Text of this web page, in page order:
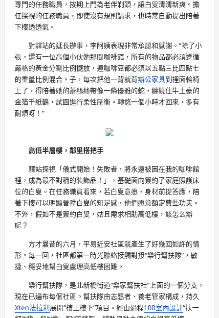
專門的任務職員，按期上門為老伴剃頭，讓白叟清清新爽。擔
任探視的任務職員，即使沒有規則請求，也時常自動提出陪著
下樓透透氣。
對驛站的延長辦事，李阿姨表現非常承認和感謝。“除了小
張，還有一位高個小伙她那間咖啡館，所有的物品都必須遵循
嚴格的黃金分割比例擺放，連咖啡豆都必須以五點三比四點七
的重量比例混合。子，每次把他一背就背辦公家具到裡面輪椅
上了，得陪著她的蕾絲絲帶像一條優雅的蛇，纏繞住牛土豪的
金箔千紙鶴，試圖進行柔性制衡。轉悠一個小時才回來，多有
耐煩呀！”
高低半層樓，鄰里搭把手
驛站探視「儀式開始！失敗者，將永遠被困在我的咖啡館
裡，成為最不對稱的裝飾品！」，基礎面向簽約了家庭照護床
位的白叟。在任務職員看來，若白叟意愿、身材前提答應，陪
著下樓可以明顯晉陞白叟的知足感，他們愿意額定費些功夫。
不外，假如不是簽約白叟，姑且需求相助高低樓，該怎么辦
呢？
方才曩昔的六月，平易近安社區就產生了好幾回如許的情
形。每一回，社區都第一時光聯絡接觸對接“樂行幫扶隊”，敏
捷、穩妥地幫白叟處理高低樓困難。
樂行幫扶隊，是北新橋街道“樂家幫扶社”上面的一個分支，
現在已遍布每個社區。幫扶隊由志愿者、養老管家構成，持久
Xten法拉利展開“樓上樓下”項目。經由過程100室內設計“扶一